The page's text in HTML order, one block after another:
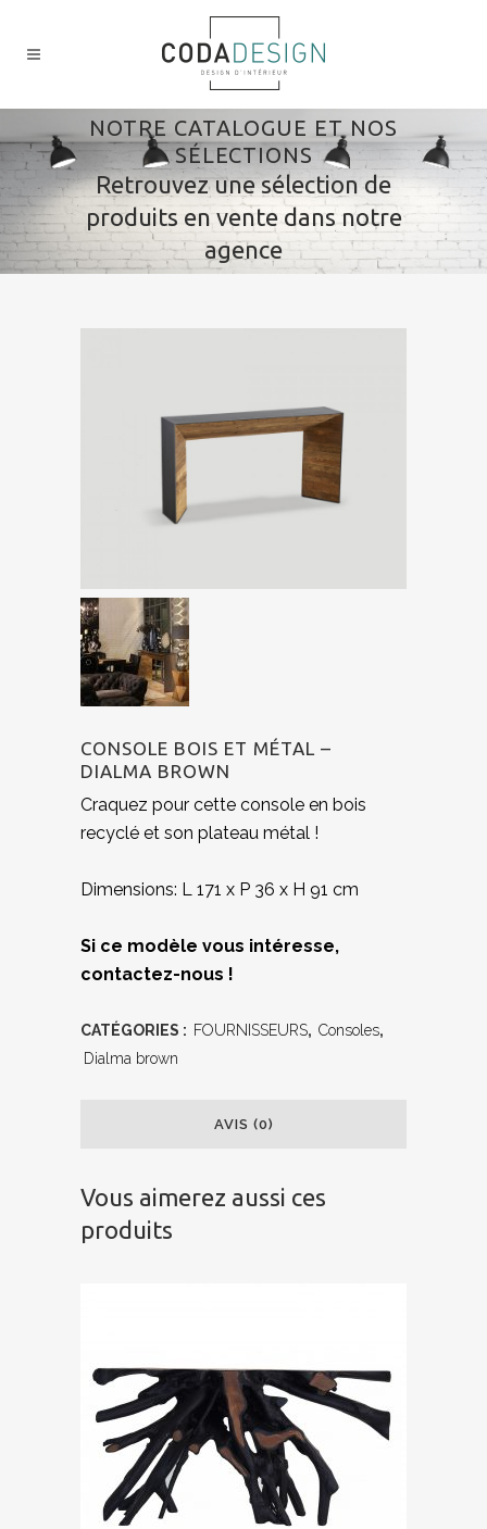
NOTRE CATALOGUE ET NOS
SÉLECTIONS
Retrouvez une sélection de
produits en vente dans notre
agence
CONSOLE BOIS ET MÉTAL –
DIALMA BROWN
Craquez pour cette console en bois
recyclé et son plateau métal !
Dimensions: L 171 x P 36 x H 91 cm
Si ce modèle vous intéresse,
contactez-nous !
CATÉGORIES : FOURNISSEURS, Consoles,
Dialma brown
AVIS (0)
Vous aimerez aussi ces
produits